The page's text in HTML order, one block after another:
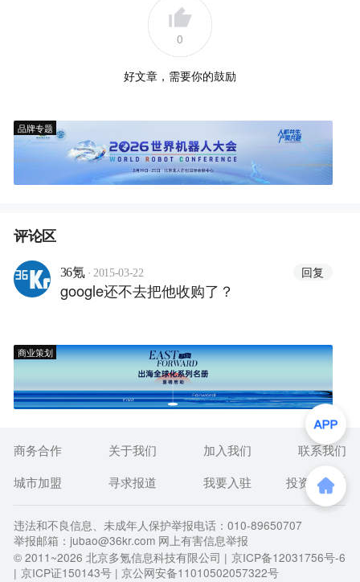
0
好文章，需要你的鼓励
品牌专题
评论区
36氪 · 2015-03-22 回复
google还不去把他收购了？
商业策划
商务合作 关于我们 加入我们
联系我们
城市加盟
寻求报道 我要入驻 投资者关系
违法和不良信息、未成年人保护举报电话：010-89650707
举报邮箱：jubao@36kr.com 网上有害信息举报
© 2011~2026 北京多氪信息科技有限公司 | 京ICP备12031756号-6
| 京ICP证150143号 | 京公网安备11010502057322号